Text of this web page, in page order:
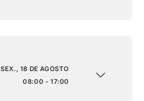
SEX., 18 DE AGOSTO
08:00 - 17:00